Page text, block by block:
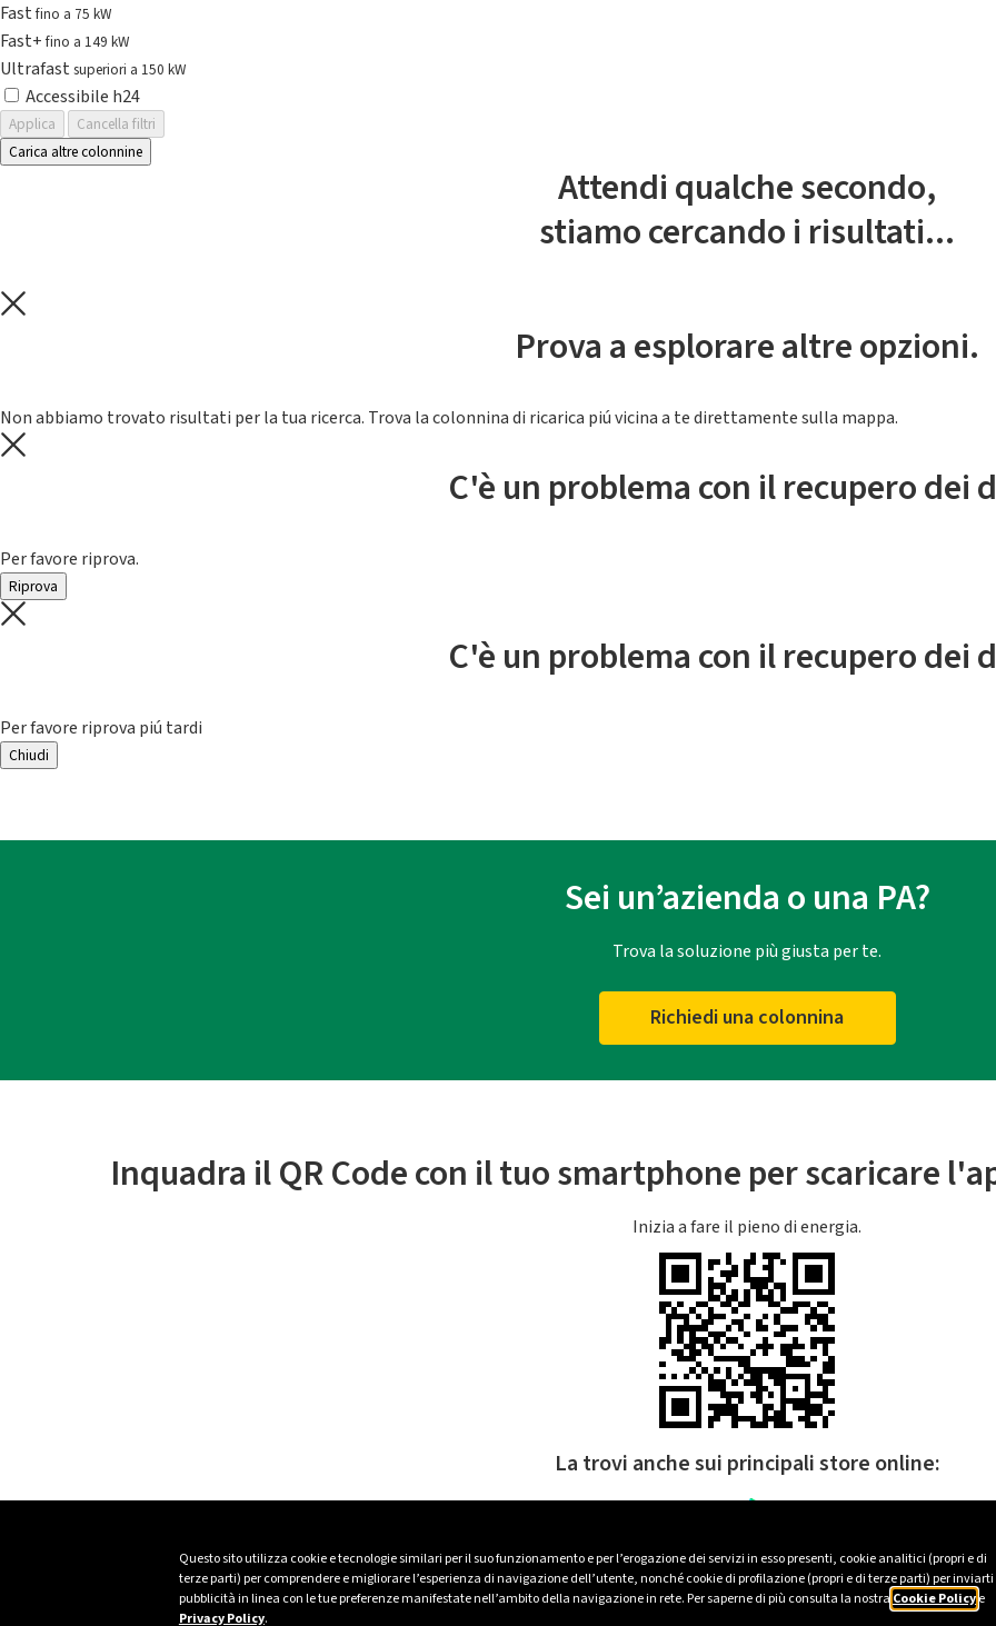
Questo sito utilizza cookie e tecnologie similari per il suo funzionamento e per l’erogazione dei servizi in esso presenti, cookie analitici (propri e di
terze parti) per comprendere e migliorare l’esperienza di navigazione dell’utente, nonché cookie di profilazione (propri e di terze parti) per inviarti
pubblicità in linea con le tue preferenze manifestate nell’ambito della navigazione in rete. Per saperne di più consulta la nostra Cookie Policye
Privacy Policy.
Fastfino a 75 kW
Fast+fino a 149 kW
Ultrafast superiori a 150 kW
Accessibile h24
Applica
Cancella filtri
Carica altre colonnine
Attendi qualche secondo,
stiamo cercando i risultati...
Prova a esplorare altre opzioni.
Non abbiamo trovato risultati per la tua ricerca. Trova la colonnina di ricarica piú vicina a te direttamente sulla mappa.
C'è un problema con il recupero dei
Per favore riprova.
Riprova
C'è un problema con il recupero dei
Per favore riprova piú tardi
Chiudi
Sei un’azienda o una PA?
Trova la soluzione più giusta per te.
Richiedi una colonnina
Inquadra il QR Code con il tuo smartphone per scaricare
Inizia a fare il pieno di energia.
La trovi anche sui principali store online: